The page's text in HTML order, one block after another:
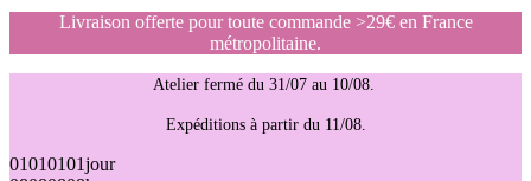
Livraison offerte pour toute commande >29€ en France
métropolitaine.
Atelier fermé du 31/07 au 10/08.
Expéditions à partir du 11/08.
01010101jour